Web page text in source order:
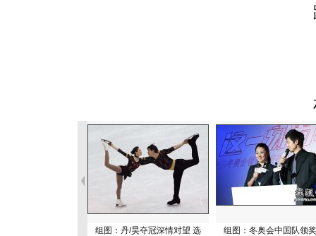
组图：丹/昊夺冠深情对望 选
组图：冬奥会中国队领